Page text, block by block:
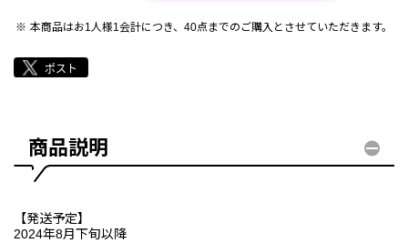
本商品はお1人様1会計につき、40点までのご購入とさせていただきます。
商品説明
【発送予定】
2024年8月下旬以降